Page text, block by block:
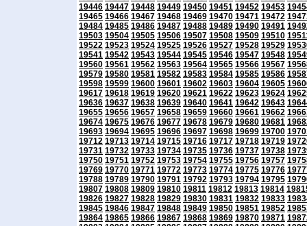
19446 19447 19448 19449 19450 19451 19452 19453
19465 19466 19467 19468 19469 19470 19471 19472
19484 19485 19486 19487 19488 19489 19490 19491
19503 19504 19505 19506 19507 19508 19509 19510
19522 19523 19524 19525 19526 19527 19528 19529
19541 19542 19543 19544 19545 19546 19547 19548
19560 19561 19562 19563 19564 19565 19566 19567
19579 19580 19581 19582 19583 19584 19585 19586
19598 19599 19600 19601 19602 19603 19604 19605
19617 19618 19619 19620 19621 19622 19623 19624
19636 19637 19638 19639 19640 19641 19642 19643
19655 19656 19657 19658 19659 19660 19661 19662
19674 19675 19676 19677 19678 19679 19680 19681
19693 19694 19695 19696 19697 19698 19699 19700
19712 19713 19714 19715 19716 19717 19718 19719
19731 19732 19733 19734 19735 19736 19737 19738
19750 19751 19752 19753 19754 19755 19756 19757
19769 19770 19771 19772 19773 19774 19775 19776
19788 19789 19790 19791 19792 19793 19794 19795
19807 19808 19809 19810 19811 19812 19813 19814
19826 19827 19828 19829 19830 19831 19832 19833
19845 19846 19847 19848 19849 19850 19851 19852
19864 19865 19866 19867 19868 19869 19870 19871